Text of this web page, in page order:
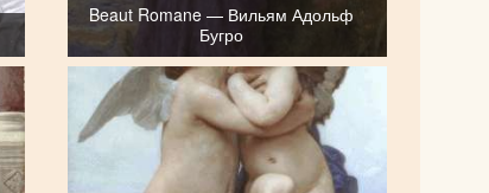
Beaut Romane — Вильям Адольф
Бугро